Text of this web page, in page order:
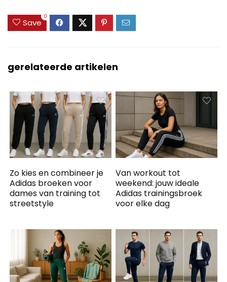
Save
0
gerelateerde artikelen
Zo kies en combineer je
Adidas broeken voor
dames van training tot
streetstyle
Van workout tot
weekend: jouw ideale
Adidas trainingsbroek
voor elke dag